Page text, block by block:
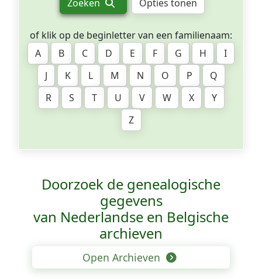
Zoeken Opties tonen
of klik op de beginletter van een familienaam:
A
B C D E F G H
I
J
K L M N O P
Q
R
S T U V W X
Y
Z
Doorzoek de genealogische
gegevens
van Nederlandse en Belgische
archieven
Open Archieven